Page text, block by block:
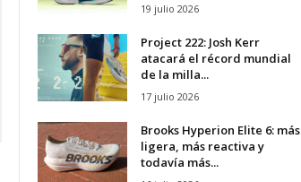
19 julio 2026
Project 222: Josh Kerr
atacará el récord mundial
de la milla...
17 julio 2026
Brooks Hyperion Elite 6: más
ligera, más reactiva y
todavía más...